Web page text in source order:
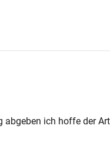
ich hoffe der